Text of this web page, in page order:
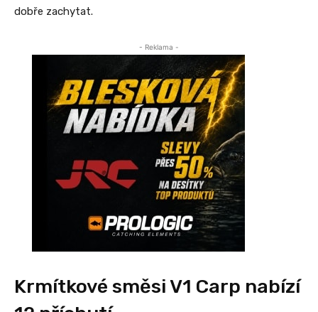
dobře zachytat.
- Reklama -
Krmítkové směsi V1 Carp nabízí